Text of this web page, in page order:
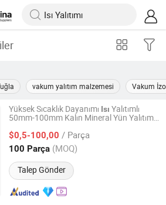
vakum yalıtım malzemesi Vakum
Yüksek Sıcaklık Dayanımı Isı Yalıtımlı
50mm-100mm Kalın Mineral Yün Yalıtım
$0,5-100,00 / Parça
100 Parça (MOQ)
Talep Gönder
Saving Technology Co., Ltd
Fiyat 2025